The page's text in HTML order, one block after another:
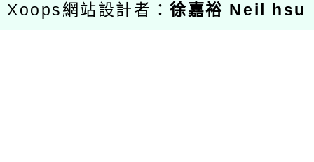
Xoops網站設計者：徐嘉裕 Neil hsu